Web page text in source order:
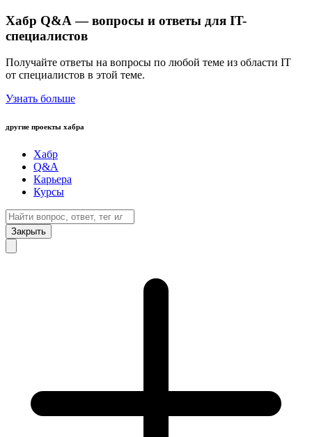
Хабр Q&A — вопросы и ответы для IT-
специалистов
Получайте ответы на вопросы по любой теме из области IT
от специалистов в этой теме.
Узнать больше
другие проекты хабра
Хабр
Q&A
Карьера
Курсы
Закрыть